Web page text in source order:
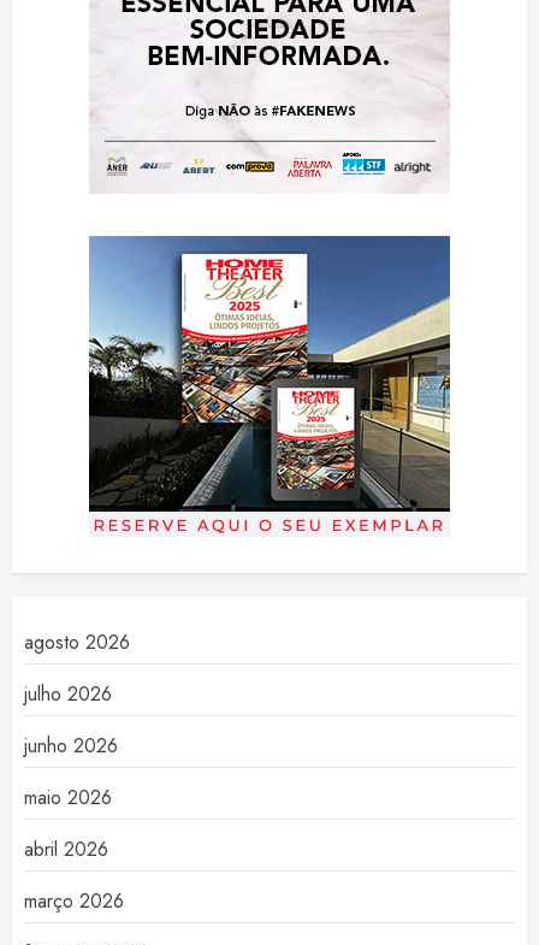
agosto 2026
julho 2026
junho 2026
maio 2026
abril 2026
março 2026